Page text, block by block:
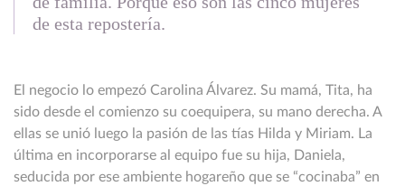
de esta repostería.
El negocio lo empezó Carolina Álvarez. Su mamá, Tita, ha
sido desde el comienzo su coequipera, su mano derecha. A
ellas se unió luego la pasión de las tías Hilda y Miriam. La
última en incorporarse al equipo fue su hija, Daniela,
seducida por ese ambiente hogareño que se “cocinaba” en